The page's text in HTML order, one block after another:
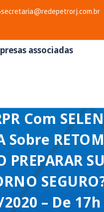
secretaria@redepetrorj.com.br
associadas
Com
Sobre
PREPARAR
– De 17h